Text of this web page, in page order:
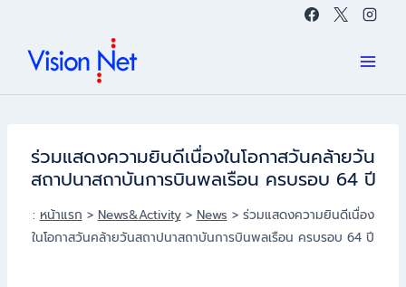
content
ร่วมแสดงความยินดีเนื่องในโอกาสวันคล้ายวัน
สถาปนาสถาบันการบินพลเรือน ครบรอบ 64 ปี
: หน้าแรก > News&Activity> News > ร่วมแสดงความยินดีเนื่อง
ในโอกาสวันคล้ายวันสถาปนาสถาบันการบินพลเรือน ครบรอบ 64 ปี